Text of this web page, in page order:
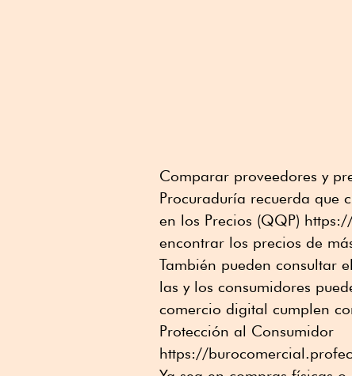
Comparar proveedores y
Procuraduría recuerda que
en los Precios (QQP)
encontrar los precios de
También pueden consultar
las y los consumidores
comercio digital cumplen
Protección al Consumidor
https://